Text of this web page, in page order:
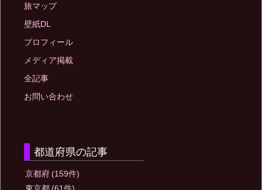
旅マップ
壁紙DL
プロフィール
メディア掲載
全記事
お問い合わせ
都道府県の記事
京都府 (159件)
東京都 (61件)